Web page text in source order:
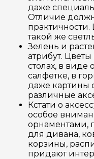
даже
Отличие
такой же
Зелень и
атрибут. Цветы
столах, в виде
салфетке, в
даже картины
различные
Кстати о
особое
орнаментами,
для дивана,
корзины,
придают